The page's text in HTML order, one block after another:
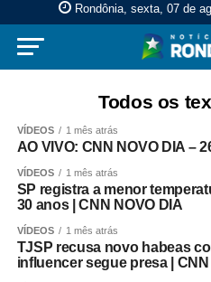
Rondônia, sexta, 07 de
Todos os
VÍDEOS 1 mês atrás
AO VIVO: CNN NOVO DIA –
VÍDEOS 1 mês atrás
SP registra a menor
30 anos | CNN NOVO DIA
VÍDEOS 1 mês atrás
TJSP recusa novo habeas
influencer segue presa | CNN